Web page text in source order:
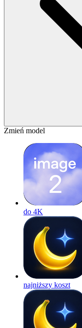
Zmień model
do 4K
najniższy koszt